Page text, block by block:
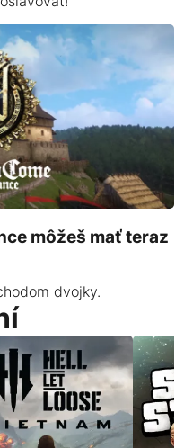
môžeš mať teraz
dvojky.